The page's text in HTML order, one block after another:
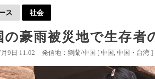
ス 社会
の豪雨被災地で生存者
9日 11:02 発信地：劉蘭/中国 [ 中国 中国・台湾 ]